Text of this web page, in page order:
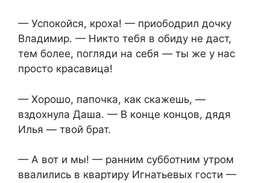
— Успокойся, кроха! — приободрил дочку
Владимир. — Никто тебя в обиду не даст,
тем более, погляди на себя — ты же у нас
просто красавица!
— Хорошо, папочка, как скажешь, —
вздохнула Даша. — В конце концов, дядя
Илья — твой брат.
— А вот и мы! — ранним субботним утром
ввалились в квартиру Игнатьевых гости —